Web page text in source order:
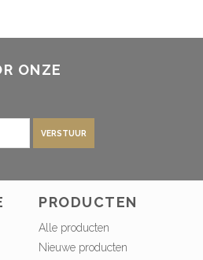
ONZE
VERSTUUR
PRODUCTEN
Alle producten
Nieuwe producten